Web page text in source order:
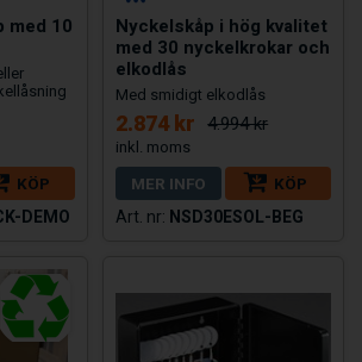
med 10
KÖP
DEMO
Nyckelskåp i hög kvalitet
med 30 nyckelkrokar och
elkodlås
Med smidigt elkodlås
2.874 kr 4.994 kr
MER INFO
KÖP
NSD30ESOL-BEG